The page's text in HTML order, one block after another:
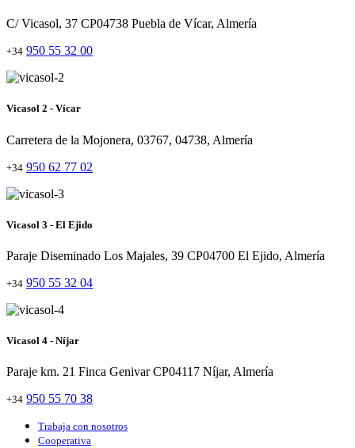
C/ Vicasol, 37 CP04738 Puebla de Vícar, Almería
+34 950 55 32 00
Vicasol 2 - Vícar
Carretera de la Mojonera, 03767, 04738, Almería
+34 950 62 77 02
Vicasol 3 - El Ejido
Paraje Diseminado Los Majales, 39 CP04700 El Ejido, Almería
+34 950 55 32 04
Vicasol 4 - Níjar
Paraje km. 21 Finca Genivar CP04117 Níjar, Almería
+34 950 55 70 38
Trabaja con nosotros
Cooperativa